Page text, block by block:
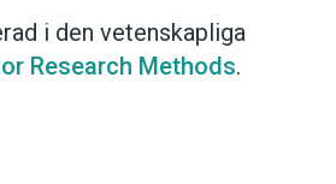
i den vetenskapliga
Research Methods.